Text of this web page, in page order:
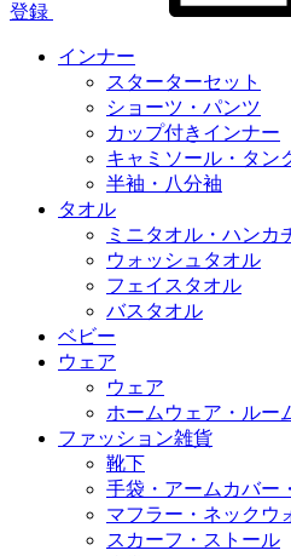
登録
インナー
スターターセット
ショーツ・パンツ
カップ付きインナー
キャミソール・タン
半袖・八分袖
タオル
ミニタオル・ハンカ
ウォッシュタオル
フェイスタオル
バスタオル
ベビー
ウェア
ウェア
ホームウェア・ルー
ファッション雑貨
靴下
手袋・アームカバー
マフラー・ネックウ
スカーフ・ストール